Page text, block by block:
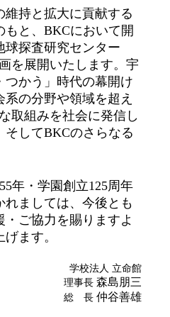
持と拡大に貢献する
もと、BKCにおいて開
球探査研究センター
を展開いたします。宇
かう」時代の幕開け
の分野や領域を超え
取組みを社会に発信し
してBKCのさらなる
年・学園創立125周年
れましては、今後とも
ご協力を賜りますよ
ます。
学校法人 立命館
理事長 森島朋三
総 長 仲谷善雄